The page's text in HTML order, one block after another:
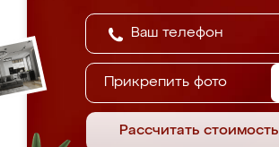
Прикрепить фото
Рассчитать стоимость